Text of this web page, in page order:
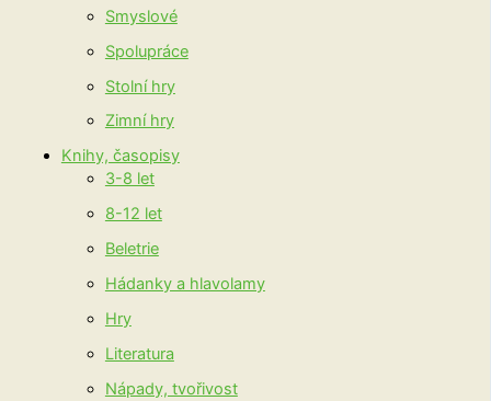
Smyslové
Spolupráce
Stolní hry
Zimní hry
Knihy, časopisy
3-8 let
8-12 let
Beletrie
Hádanky a hlavolamy
Hry
Literatura
Nápady, tvořivost